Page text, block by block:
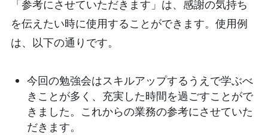
「参考にさせていただきます」は、感謝の気持ち
を伝えたい時に使用することができます。使用例
は、以下の通りです。
今回の勉強会はスキルアップするうえで学ぶべ
きことが多く、充実した時間を過ごすことがで
きました。これからの業務の参考にさせていた
だきます。